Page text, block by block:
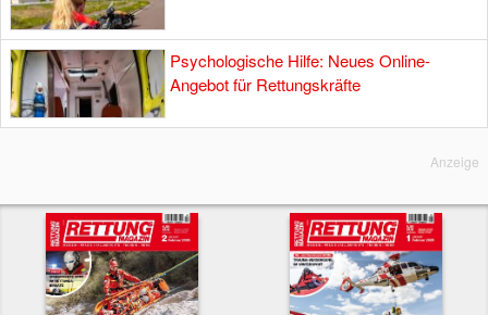
Psychologische Hilfe: Neues Online-
Angebot für Rettungskräfte
Anzeige